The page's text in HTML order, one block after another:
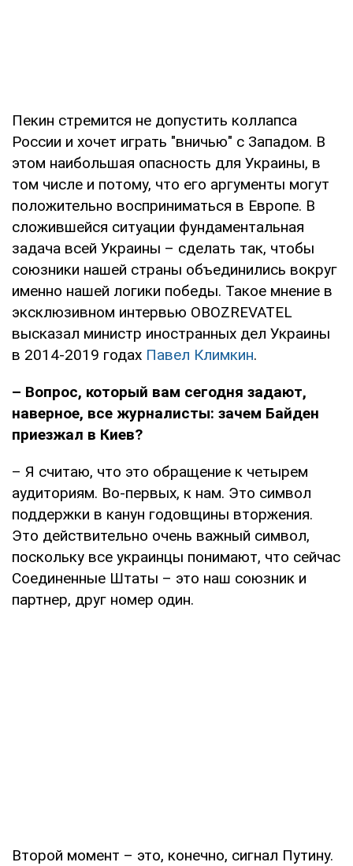
Пекин стремится не допустить коллапса
России и хочет играть "вничью" с Западом. В
этом наибольшая опасность для Украины, в
том числе и потому, что его аргументы могут
положительно восприниматься в Европе. В
сложившейся ситуации фундаментальная
задача всей Украины – сделать так, чтобы
союзники нашей страны объединились вокруг
именно нашей логики победы. Такое мнение в
эксклюзивном интервью OBOZREVATEL
высказал министр иностранных дел Украины
в 2014-2019 годах Павел Климкин.
– Вопрос, который вам сегодня задают,
наверное, все журналисты: зачем Байден
приезжал в Киев?
– Я считаю, что это обращение к четырем
аудиториям. Во-первых, к нам. Это символ
поддержки в канун годовщины вторжения.
Это действительно очень важный символ,
поскольку все украинцы понимают, что сейчас
Соединенные Штаты – это наш союзник и
партнер, друг номер один.
Второй момент – это, конечно, сигнал Путину.